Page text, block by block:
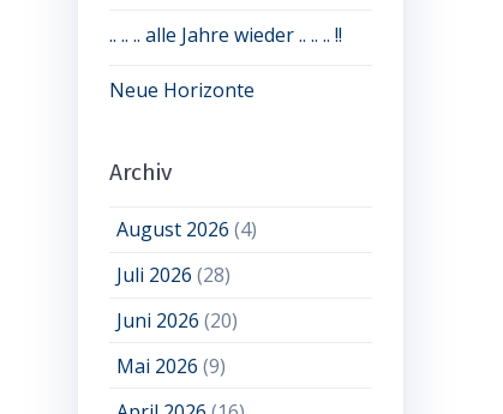
.. .. .. alle Jahre wieder .. .. .. !!
Neue Horizonte
Archiv
August 2026 (4)
Juli 2026 (28)
Juni 2026 (20)
Mai 2026 (9)